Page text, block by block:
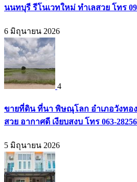
นนทบุรี รีโนเวทใหม่ ทำเลสวย โทร
6 มิถุนายน 2026
4
ขายที่ดิน ที่นา พิษณุโลก อำเภอวังทอง
สวย อากาศดี เงียบสงบ โทร 063-
5 มิถุนายน 2026